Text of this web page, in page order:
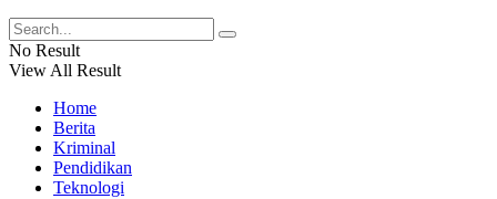
No Result
View All Result
Home
Berita
Kriminal
Pendidikan
Teknologi